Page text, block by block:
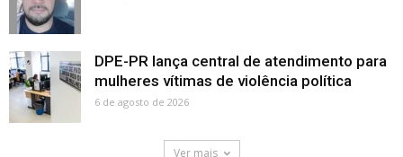
DPE-PR lança central de atendimento para
mulheres vítimas de violência política
6 de agosto de 2026
Ver mais